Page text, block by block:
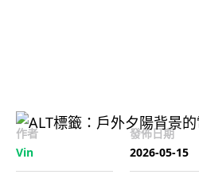
作者
Vin
發佈日期
2026-05-15